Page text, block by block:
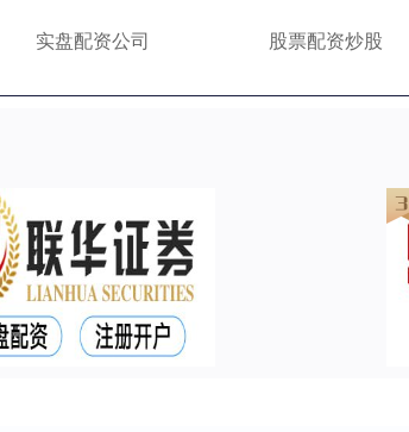
实盘配资公司 股票配资炒股